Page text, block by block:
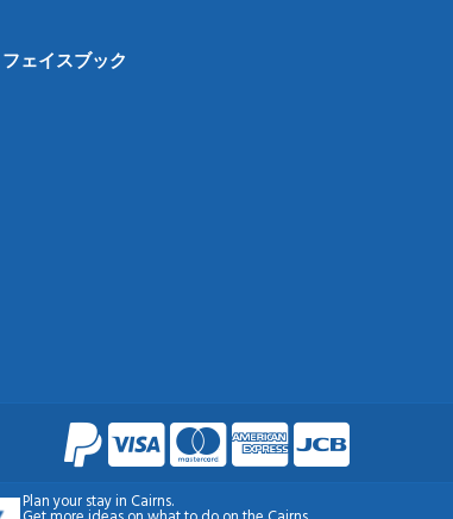
フェイスブック
Plan your stay in Cairns.